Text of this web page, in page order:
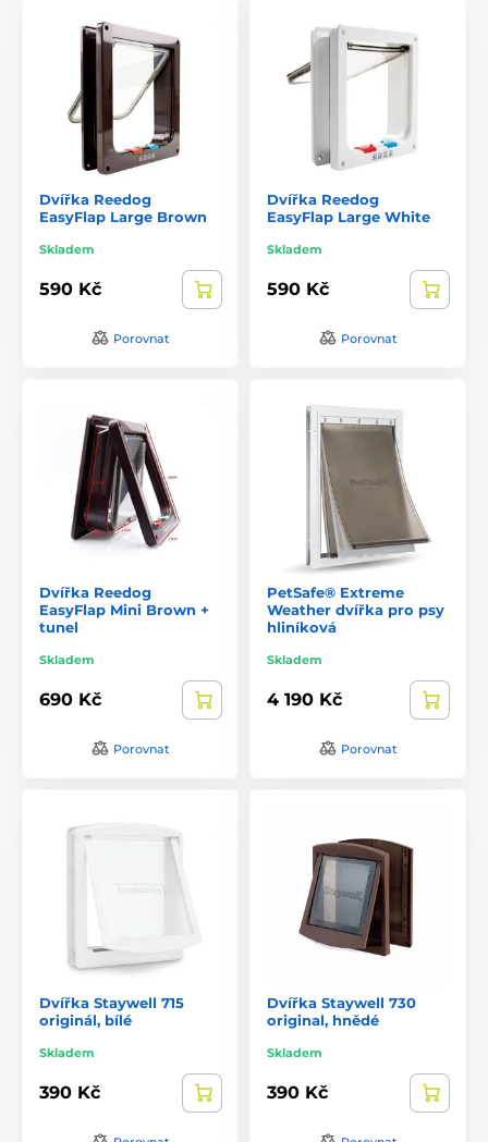
Dvířka Reedog
EasyFlap Large Brown
Skladem
590 Kč
Porovnat
Dvířka Reedog
EasyFlap Large White
Skladem
590 Kč
Porovnat
Dvířka Reedog
EasyFlap Mini Brown +
tunel
Skladem
690 Kč
Porovnat
PetSafe® Extreme
Weather dvířka pro psy
hliníková
Skladem
4 190 Kč
Porovnat
Dvířka Staywell 715
originál, bílé
Skladem
390 Kč
Dvířka Staywell 730
original, hnědé
Skladem
390 Kč